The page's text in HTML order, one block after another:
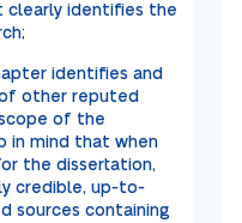
identifies the
identifies and
other reputed
of the
in mind that when
the dissertation,
credible, up-to-
sources containing